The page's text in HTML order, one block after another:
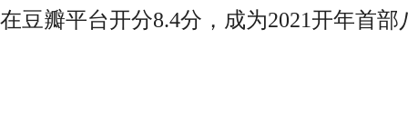
在豆瓣平台开分8.4分，成为2021开年首